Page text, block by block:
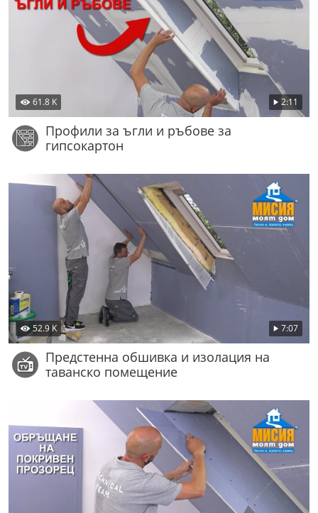
61.8 K 2:11
Профили за ъгли и ръбове за
гипсокартон
52.9 K 7:07
Предстенна обшивка и изолация на
таванско помещение